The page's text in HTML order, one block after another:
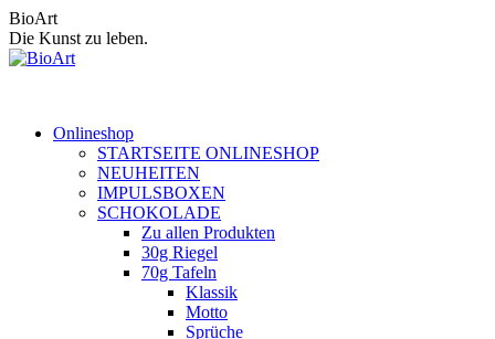
Zum
Inhalt
springen
BioArt
Die Kunst zu leben.
Onlineshop
STARTSEITE ONLINESHOP
NEUHEITEN
IMPULSBOXEN
SCHOKOLADE
Zu allen Produkten
30g Riegel
70g Tafeln
Klassik
Motto
Sprüche